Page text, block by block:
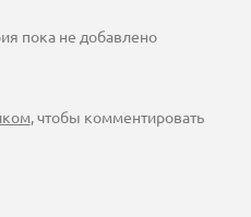
пока не добавлено
, чтобы комментировать